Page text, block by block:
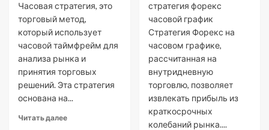
стратегия
для
начинающих
Часовая стратегия, это
торговый метод,
который использует
часовой таймфрейм для
анализа рынка и
принятия торговых
решений. Эта стратегия
основана на...
Читать далееRead
стратегия форекс
часовой график
Стратегия Форекс на
часовом графике,
рассчитанная на
внутридневную
торговлю, позволяет
извлекать прибыль из
краткосрочных
колебаний рынка....